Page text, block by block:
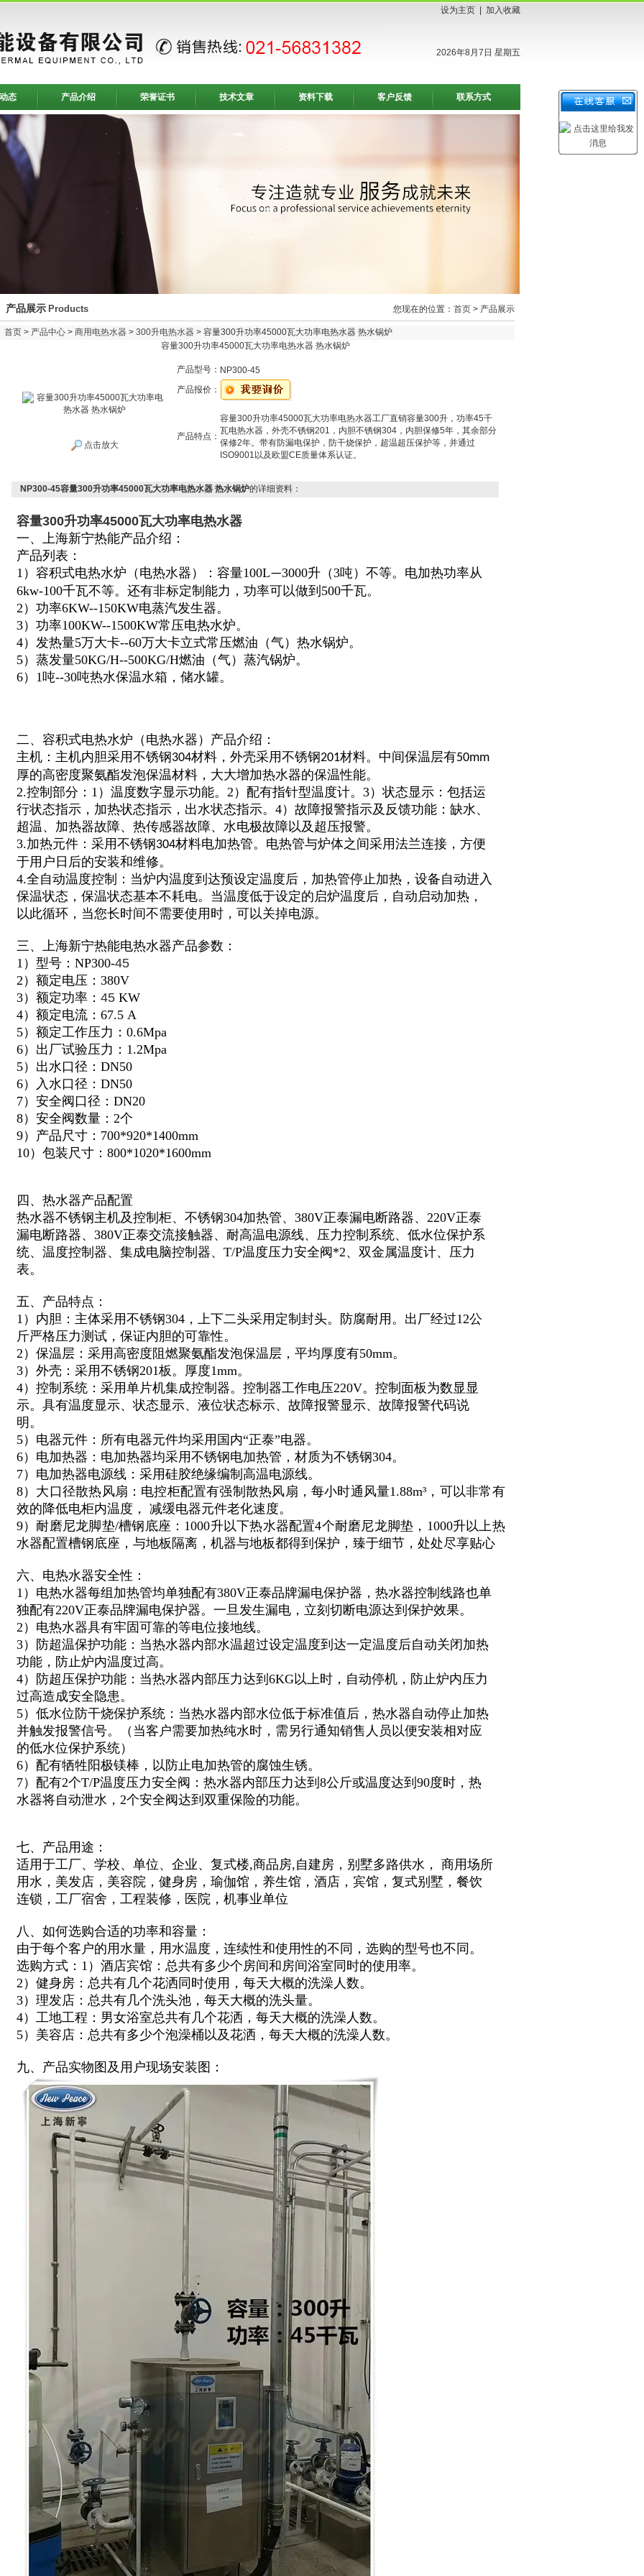
设为主页 加入收藏
2026年8月7日 星期五
态 产品介绍 荣誉证书 技术文章 资料下载 客户反馈 联系方式
产品展示 Products 您现在的位置： 首页 > 产品展示
首页 > 产品中心 > 商用电热水器 > 300升电热水器 > 容量300升功率45000瓦大功率电热水器 热水锅炉
容量300升功率45000瓦大功率电热水器 热水锅炉
点击放大
产品型号： NP300-45
产品报价：
产品特点：
容量300升功率45000瓦大功率电热水器工厂直销容量300升，功率45千
瓦电热水器，外壳不锈钢201，内胆不锈钢304，内胆保修5年，其余部分
保修2年。带有防漏电保护，防干烧保护，超温超压保护等，并通过
ISO9001以及欧盟CE质量体系认证。
NP300-45容量300升功率45000瓦大功率电热水器 热水锅炉的详细资料：
容量300升功率45000瓦大功率电热水器
一、上海新宁热能产品介绍：
产品列表：
1）容积式电热水炉（电热水器）：容量100L—3000升（3吨）不等。电加热功率从
6kw-100千瓦不等。还有非标定制能力，功率可以做到500千瓦。
2）功率6KW--150KW电蒸汽发生器。
3）功率100KW--1500KW常压电热水炉。
4）发热量5万大卡--60万大卡立式常压燃油（气）热水锅炉。
5）蒸发量50KG/H--500KG/H燃油（气）蒸汽锅炉。
6）1吨--30吨热水保温水箱，储水罐。
二、容积式电热水炉（电热水器）产品介绍：
主机：主机内胆采用不锈钢304材料，外壳采用不锈钢201材料。中间保温层有50mm
厚的高密度聚氨酯发泡保温材料，大大增加热水器的保温性能。
2.控制部分：1）温度数字显示功能。2）配有指针型温度计。3）状态显示：包括运
行状态指示，加热状态指示，出水状态指示。4）故障报警指示及反馈功能：缺水、
超温、加热器故障、热传感器故障、水电极故障以及超压报警。
3.加热元件：采用不锈钢304材料电加热管。电热管与炉体之间采用法兰连接，方便
于用户日后的安装和维修。
4.全自动温度控制：当炉内温度到达预设定温度后，加热管停止加热，设备自动进入
保温状态，保温状态基本不耗电。当温度低于设定的启炉温度后，自动启动加热，
以此循环，当您长时间不需要使用时，可以关掉电源。
三、上海新宁热能电热水器产品参数：
1）型号：NP300-45
2）额定电压：380V
3）额定功率： 45 KW
4）额定电流：67.5 A
5）额定工作压力：0.6Mpa
6）出厂试验压力：1.2Mpa
5）出水口径：DN50
6）入水口径：DN50
7）安全阀口径：DN20
8）安全阀数量：2个
9）产品尺寸：700*920*1400mm
10）包装尺寸：800*1020*1600mm
四、热水器产品配置
热水器不锈钢主机及控制柜、不锈钢304加热管、380V正泰漏电断路器、220V正泰
漏电断路器、380V正泰交流接触器、耐高温电源线、压力控制系统、低水位保护系
统、温度控制器、集成电脑控制器、T/P温度压力安全阀*2、双金属温度计、压力
表。
五、产品特点：
1）内胆：主体采用不锈钢304，上下二头采用定制封头。防腐耐用。出厂经过12公
斤严格压力测试，保证内胆的可靠性。
2）保温层：采用高密度阻燃聚氨酯发泡保温层，平均厚度有50mm。
3）外壳：采用不锈钢201板。厚度1mm。
4）控制系统：采用单片机集成控制器。控制器工作电压220V。控制面板为数显显
示。具有温度显示、状态显示、液位状态标示、故障报警显示、故障报警代码说
明。
5）电器元件：所有电器元件均采用国内“正泰”电器。
6）电加热器：电加热器均采用不锈钢电加热管，材质为不锈钢304。
7）电加热器电源线：采用硅胶绝缘编制高温电源线。
8）大口径散热风扇：电控柜配置有强制散热风扇，每小时通风量1.88m³，可以非常有
效的降低电柜内温度， 减缓电器元件老化速度。
9）耐磨尼龙脚垫/槽钢底座：1000升以下热水器配置4个耐磨尼龙脚垫，1000升以上热
水器配置槽钢底座，与地板隔离，机器与地板都得到保护，臻于细节，处处尽享贴心
六、电热水器安全性：
1）电热水器每组加热管均单独配有380V正泰品牌漏电保护器，热水器控制线路也单
独配有220V正泰品牌漏电保护器。一旦发生漏电，立刻切断电源达到保护效果。
2）电热水器具有牢固可靠的等电位接地线。
3）防超温保护功能：当热水器内部水温超过设定温度到达一定温度后自动关闭加热
功能，防止炉内温度过高。
4）防超压保护功能：当热水器内部压力达到6KG以上时，自动停机，防止炉内压力
过高造成安全隐患。
5）低水位防干烧保护系统：当热水器内部水位低于标准值后，热水器自动停止加热
并触发报警信号。（当客户需要加热纯水时，需另行通知销售人员以便安装相对应
的低水位保护系统）
6）配有牺牲阳极镁棒，以防止电加热管的腐蚀生锈。
7）配有2个T/P温度压力安全阀：热水器内部压力达到8公斤或温度达到90度时，热
水器将自动泄水，2个安全阀达到双重保险的功能。
七、产品用途：
适用于工厂、学校、单位、企业、 复式楼,商品房,自建房 ， 别墅多路供水 ， 商用场所
用水，美发店，美容院，健身房， 瑜伽馆， 养生馆，酒店，宾馆，复式别墅，餐饮
连锁，工厂宿舍，工程装修，医院，机事业单位
八、如何选购合适的功率和容量：
由于每个客户的用水量，用水温度，连续性和使用性的不同，选购的型号也不同。
选购方式：1）酒店宾馆：总共有多少个房间和房间浴室同时的使用率。
2）健身房：总共有几个花洒同时使用，每天大概的洗澡人数。
3）理发店：总共有几个洗头池，每天大概的洗头量。
4）工地工程：男女浴室总共有几个花洒，每天大概的洗澡人数。
5）美容店：总共有多少个泡澡桶以及花洒，每天大概的洗澡人数。
九、产品实物图及用户现场安装图：